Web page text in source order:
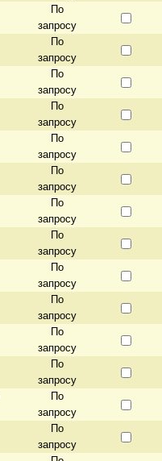
По
запросу
По
запросу
По
запросу
По
запросу
По
запросу
По
запросу
По
запросу
По
запросу
По
запросу
По
запросу
По
запросу
По
запросу
По
запросу
По
запросу